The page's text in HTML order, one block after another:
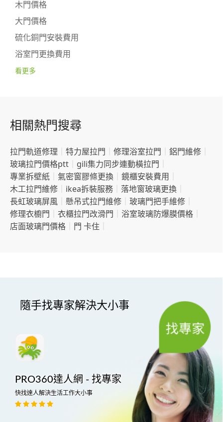
木門價格
大門價格
硫化銅門安裝費用
浴室門更換費用
看更多
相關熱門搜尋
拉門軌道修理 特力屋拉門 修理浴室拉門 鋁門維修
玻璃拉門價格ptt
gili集力同步連動橫拉門
專業拆壁紙
氣密窗膠條更換 鏡櫃安裝費用
木工拉門維修
ikea拆裝服務 落地窗玻璃更換
長虹玻璃屏風
懸吊式拉門維修 玻璃門把手維修
修理衣櫥門
衣櫃拉門改滑門 浴室玻璃防爆膜價格
店面玻璃門價格
門 卡住
隨手找專家解決大小事
PRO360達人網 - 找專家
快找達人解決生活工作大小事